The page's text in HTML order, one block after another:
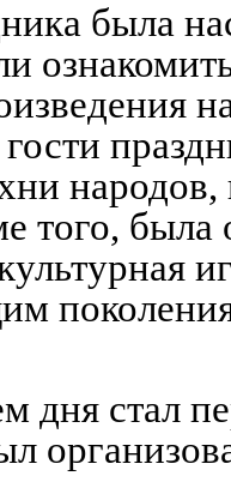
была
была
дня стал